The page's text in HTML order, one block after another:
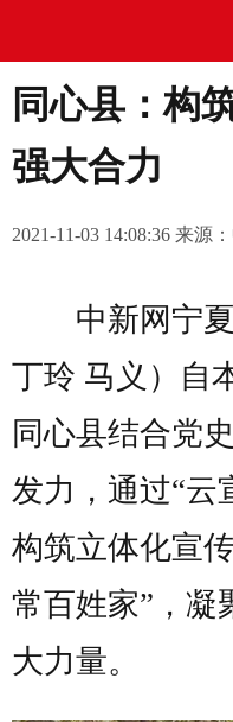
同心县：构
强大合力
2021-11-03 14:08:36 来源
中新网宁夏
丁玲 马义）自
同心县结合党
发力，通过“云
构筑立体化宣
常百姓家”，凝
大力量。